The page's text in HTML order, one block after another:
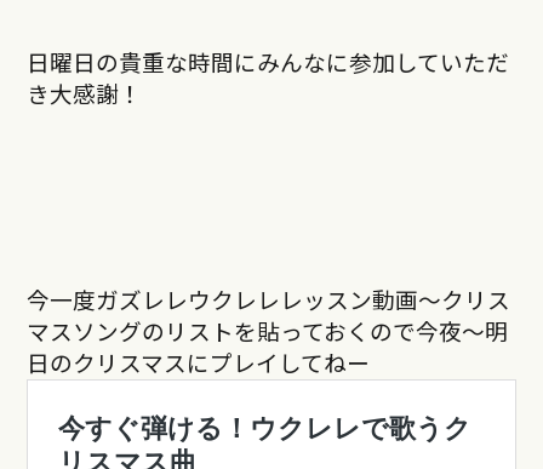
日曜日の貴重な時間にみんなに参加していただ
き大感謝！
今一度ガズレレウクレレレッスン動画〜クリス
マスソングのリストを貼っておくので今夜〜明
日のクリスマスにプレイしてねー